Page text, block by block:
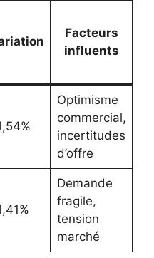
Facteurs
influents
Optimisme
commercial,
incertitudes
d’offre
Demande
fragile,
tension
marché